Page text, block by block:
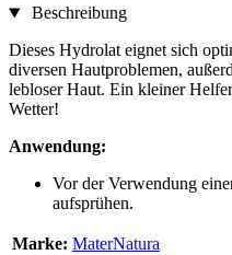
Beschreibung
Dieses Hydrolat eignet sich
diversen Hautproblemen,
lebloser Haut. Ein kleiner
Wetter!
Anwendung:
Vor der Verwendung
aufsprühen.
Marke: MaterNatura